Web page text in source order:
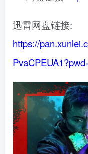
迅雷网盘链接:
https://